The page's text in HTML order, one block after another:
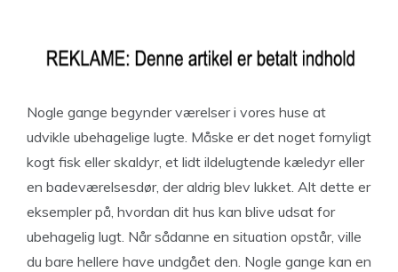
Nogle gange begynder værelser i vores huse at
udvikle ubehagelige lugte. Måske er det noget fornyligt
kogt fisk eller skaldyr, et lidt ildelugtende kæledyr eller
en badeværelsesdør, der aldrig blev lukket. Alt dette er
eksempler på, hvordan dit hus kan blive udsat for
ubehagelig lugt. Når sådanne en situation opstår, ville
du bare hellere have undgået den. Nogle gange kan en